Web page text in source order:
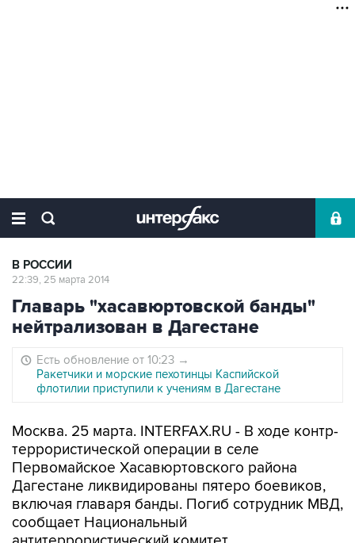
В РОССИИ
22:39, 25 марта 2014
Главарь "хасавюртовской банды"
нейтрализован в Дагестане
Есть обновление от 10:23 →
Ракетчики и морские пехотинцы Каспийской
флотилии приступили к учениям в Дагестане
Москва. 25 марта. INTERFAX.RU - В ходе контр-
террористической операции в селе
Первомайское Хасавюртовского района
Дагестане ликвидированы пятеро боевиков,
включая главаря банды. Погиб сотрудник МВД,
сообщает Национальный